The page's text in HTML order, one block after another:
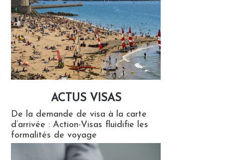
ACTUS VISAS
De la demande de visa à la carte
d’arrivée : Action-Visas fluidifie les
formalités de voyage